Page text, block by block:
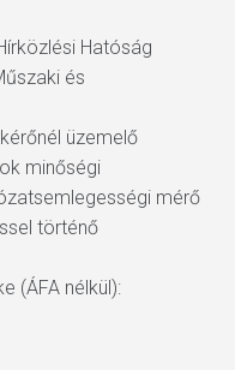
Hatóság
és
üzemelő
minőségi
mérő
történő
(ÁFA nélkül):